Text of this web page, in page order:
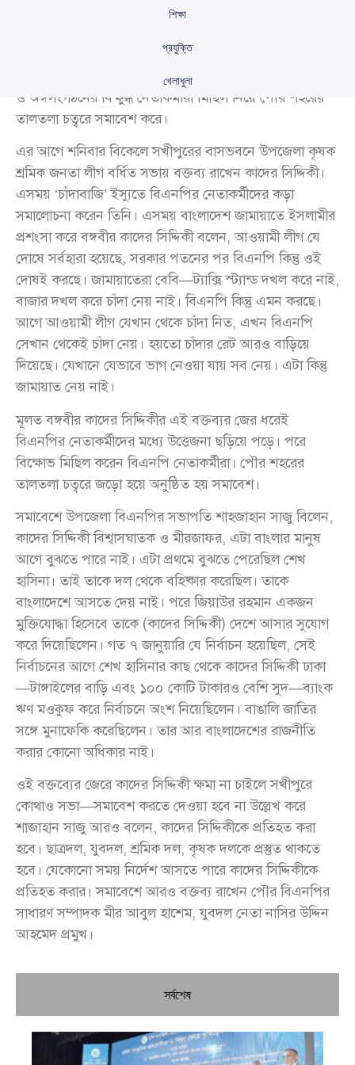
শিক্ষা
প্রযুক্তি
খেলাধুলা
কৃষক শ্রমিক জনতা লীগ ও বিএনপির নেতাকর্মীদের মধ্যে চাপা
ক্ষোভ ও উত্তেজনা বিরাজ করছে।
শনিবার (৮ ডিসেম্বর) রাত সাড়ে ১০টার দিকে উপজেলা বিএনপি
ও অঙ্গসংগঠনের বিক্ষুব্ধ নেতাকর্মীরা মিছিল নিয়ে পৌর শহরের
তালতলা চত্বরে সমাবেশ করে।
এর আগে শনিবার বিকেলে সখীপুরের বাসভবনে উপজেলা কৃষক
শ্রমিক জনতা লীগ বর্ধিত সভায় বক্তব্য রাখেন কাদের সিদ্দিকী।
এসময় ‘চাঁদাবাজি’ ইস্যুতে বিএনপির নেতাকর্মীদের কড়া
সমালোচনা করেন তিনি। এসময় বাংলাদেশ জামায়াতে ইসলামীর
প্রশংসা করে বঙ্গবীর কাদের সিদ্দিকী বলেন, আওয়ামী লীগ যে
দোষে সর্বহারা হয়েছে, সরকার পতনের পর বিএনপি কিন্তু ওই
দোষই করছে। জামায়াতেরা বেবি—ট্যাক্সি স্ট্যান্ড দখল করে নাই,
বাজার দখল করে চাঁদা নেয় নাই। বিএনপি কিন্তু এমন করছে।
আগে আওয়ামী লীগ যেখান থেকে চাঁদা নিত, এখন বিএনপি
সেখান থেকেই চাঁদা নেয়। হয়তো চাঁদার রেট আরও বাড়িয়ে
দিয়েছে। যেখানে যেভাবে ভাগ নেওয়া যায় সব নেয়। এটা কিন্তু
জামায়াত নেয় নাই।
মূলত বঙ্গবীর কাদের সিদ্দিকীর এই বক্তব্যর জের ধরেই
বিএনপির নেতাকর্মীদের মধ্যে উত্তেজনা ছড়িয়ে পড়ে। পরে
বিক্ষোভ মিছিল করেন বিএনপি নেতাকর্মীরা। পৌর শহরের
তালতলা চত্বরে জড়ো হয়ে অনুষ্ঠিত হয় সমাবেশ।
সমাবেশে উপজেলা বিএনপির সভাপতি শাহজাহান সাজু বিলেন,
কাদের সিদ্দিকী বিশ্বাসঘাতক ও মীরজাফর, এটা বাংলার মানুষ
আগে বুঝতে পারে নাই। এটা প্রথমে বুঝতে পেরেছিল শেখ
হাসিনা। তাই তাকে দল থেকে বহিষ্কার করেছিল। তাকে
বাংলাদেশে আসতে দেয় নাই। পরে জিয়াউর রহমান একজন
মুক্তিযোদ্ধা হিসেবে তাকে (কাদের সিদ্দিকী) দেশে আসার সুযোগ
করে দিয়েছিলেন। গত ৭ জানুয়ারি যে নির্বাচন হয়েছিল, সেই
নির্বাচনের আগে শেখ হাসিনার কাছ থেকে কাদের সিদ্দিকী ঢাকা
—টাঙ্গাইলের বাড়ি এবং ১০০ কোটি টাকারও বেশি সুদ—ব্যাংক
ঋণ মওকুফ করে নির্বাচনে অংশ নিয়েছিলেন। বাঙালি জাতির
সঙ্গে মুনাফেকি করেছিলেন। তার আর বাংলাদেশের রাজনীতি
করার কোনো অধিকার নাই।
ওই বক্তব্যের জেরে কাদের সিদ্দিকী ক্ষমা না চাইলে সখীপুরে
কোথাও সভা—সমাবেশ করতে দেওয়া হবে না উল্লেখ করে
শাজাহান সাজু আরও বলেন, কাদের সিদ্দিকীকে প্রতিহত করা
হবে। ছাত্রদল, যুবদল, শ্রমিক দল, কৃষক দলকে প্রস্তুত থাকতে
হবে। যেকোনো সময় নির্দেশ আসতে পারে কাদের সিদ্দিকীকে
প্রতিহত করার। সমাবেশে আরও বক্তব্য রাখেন পৌর বিএনপির
সাধারণ সম্পাদক মীর আবুল হাশেম, যুবদল নেতা নাসির উদ্দিন
আহমেদ প্রমুখ।
সর্বশেষ